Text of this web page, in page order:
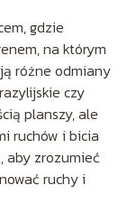
gdzie
na którym
różne odmiany
czy
planszy, ale
ruchów i bicia
aby zrozumieć
ruchy i